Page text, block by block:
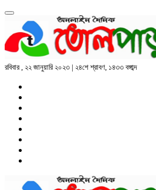
রবিবার , ২২ জানুয়ারি ২০২৩ | ২৪শে শ্রাবণ, ১৪৩৩ বঙ্গাব্দ